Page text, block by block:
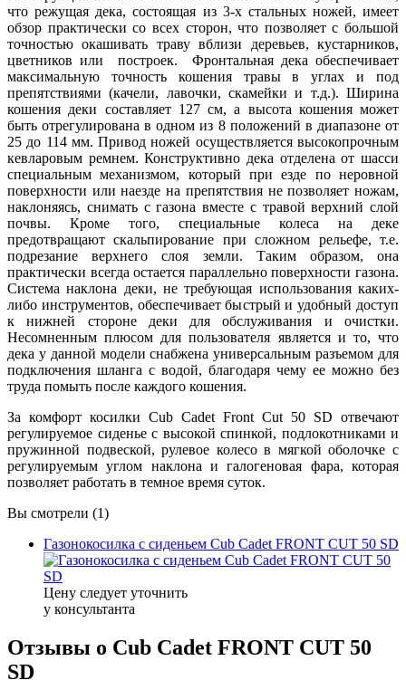
что режущая дека, состоящая из 3-х стальных ножей, имеет
обзор практически со всех сторон, что позволяет с большой
точностью окашивать траву вблизи деревьев, кустарников,
цветников или построек. Фронтальная дека обеспечивает
максимальную точность кошения травы в углах и под
препятствиями (качели, лавочки, скамейки и т.д.). Ширина
кошения деки составляет 127 см, а высота кошения может
быть отрегулирована в одном из 8 положений в диапазоне от
25 до 114 мм. Привод ножей осуществляется высокопрочным
кевларовым ремнем. Конструктивно дека отделена от шасси
специальным механизмом, который при езде по неровной
поверхности или наезде на препятствия не позволяет ножам,
наклоняясь, снимать с газона вместе с травой верхний слой
почвы. Кроме того, специальные колеса на деке
предотвращают скальпирование при сложном рельефе, т.е.
подрезание верхнего слоя земли. Таким образом, она
практически всегда остается параллельно поверхности газона.
Система наклона деки, не требующая использования каких-
либо инструментов, обеспечивает быстрый и удобный доступ
к нижней стороне деки для обслуживания и очистки.
Несомненным плюсом для пользователя является и то, что
дека у данной модели снабжена универсальным разъемом для
подключения шланга с водой, благодаря чему ее можно без
труда помыть после каждого кошения.
За комфорт косилки Cub Cadet Front Cut 50 SD отвечают
регулируемое сиденье с высокой спинкой, подлокотниками и
пружинной подвеской, рулевое колесо в мягкой оболочке с
регулируемым углом наклона и галогеновая фара, которая
позволяет работать в темное время суток.
Вы смотрели (1)
Газонокосилка с сиденьем Cub Cadet FRONT CUT 50 SD
Цену следует уточнить
у консультанта
Отзывы о Cub Cadet FRONT CUT 50
SD